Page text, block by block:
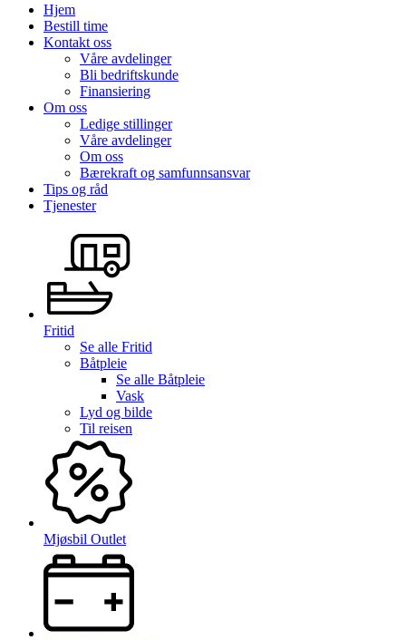
Hjem
Bestill time
Kontakt oss
Våre avdelinger
Bli bedriftskunde
Finansiering
Om oss
Ledige stillinger
Våre avdelinger
Om oss
Bærekraft og samfunnsansvar
Tips og råd
Tjenester
Fritid
Se alle Fritid
Båtpleie
Se alle Båtpleie
Vask
Lyd og bilde
Til reisen
Mjøsbil Outlet